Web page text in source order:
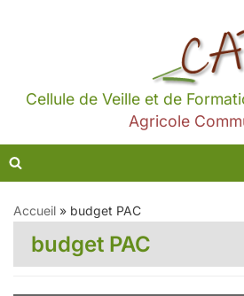
contenu
Cellule de Veille et de
Agricole
Accueil » budget PAC
budget PAC